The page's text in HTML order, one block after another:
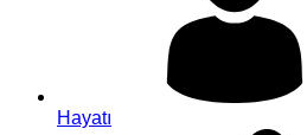
Hayatı